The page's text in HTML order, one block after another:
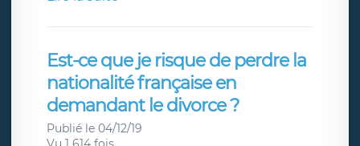
Est-ce que je risque de perdre la
nationalité française en
demandant le divorce ?
Publié le 04/12/19